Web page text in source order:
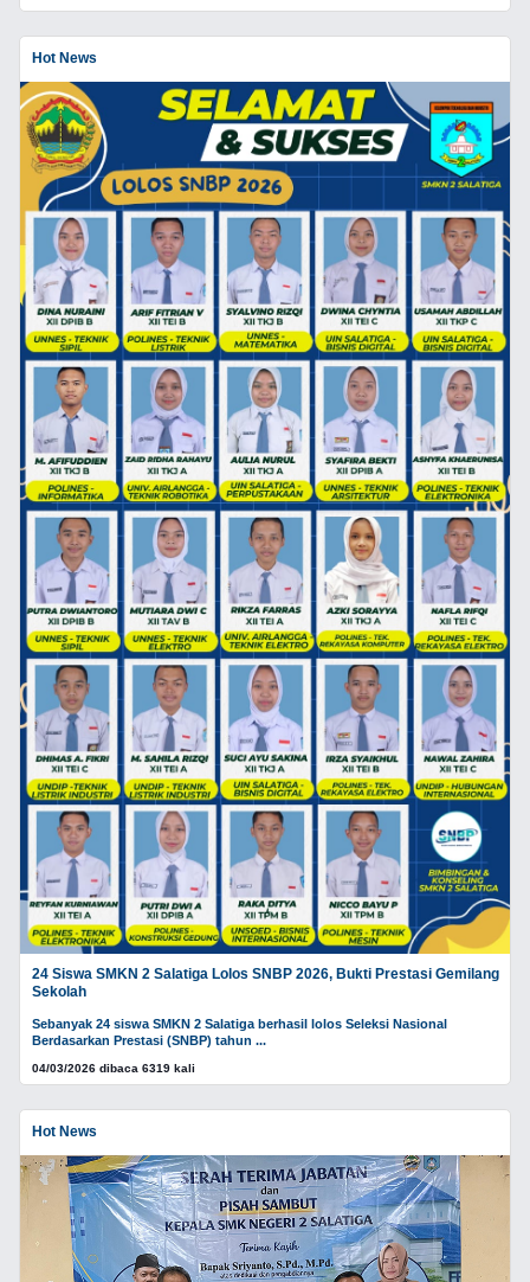
Hot News
24 Siswa SMKN 2 Salatiga Lolos SNBP 2026, Bukti Prestasi Gemilang
Sekolah
Sebanyak 24 siswa SMKN 2 Salatiga berhasil lolos Seleksi Nasional
Berdasarkan Prestasi (SNBP) tahun ...
04/03/2026 dibaca 6319 kali
Hot News